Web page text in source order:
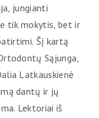
jungianti
tik mokytis, bet ir
Šį kartą
Sąjunga,
Latkauskienė
dantų ir jų
Lektoriai iš